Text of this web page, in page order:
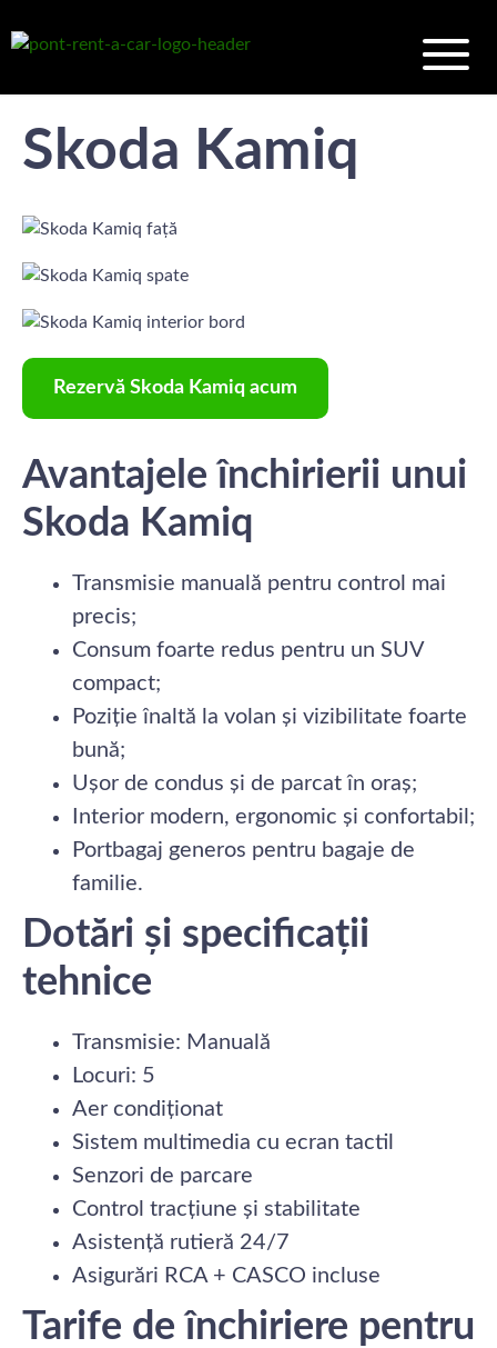
Skoda Kamiq
Rezervă Skoda Kamiq acum
Avantajele închirierii unui
Skoda Kamiq
Transmisie manuală pentru control mai
precis;
Consum foarte redus pentru un SUV
compact;
Poziție înaltă la volan și vizibilitate foarte
bună;
Ușor de condus și de parcat în oraș;
Interior modern, ergonomic și confortabil;
Portbagaj generos pentru bagaje de
familie.
Dotări și specificații
tehnice
Transmisie: Manuală
Locuri: 5
Aer condiționat
Sistem multimedia cu ecran tactil
Senzori de parcare
Control tracțiune și stabilitate
Asistență rutieră 24/7
Asigurări RCA + CASCO incluse
Tarife de închiriere pentru